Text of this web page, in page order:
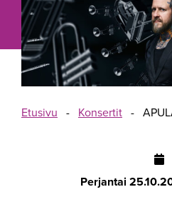
Etusivu - Konsertit -
Perjantai